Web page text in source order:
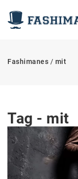
Fashimanes / mit
Tag - mit